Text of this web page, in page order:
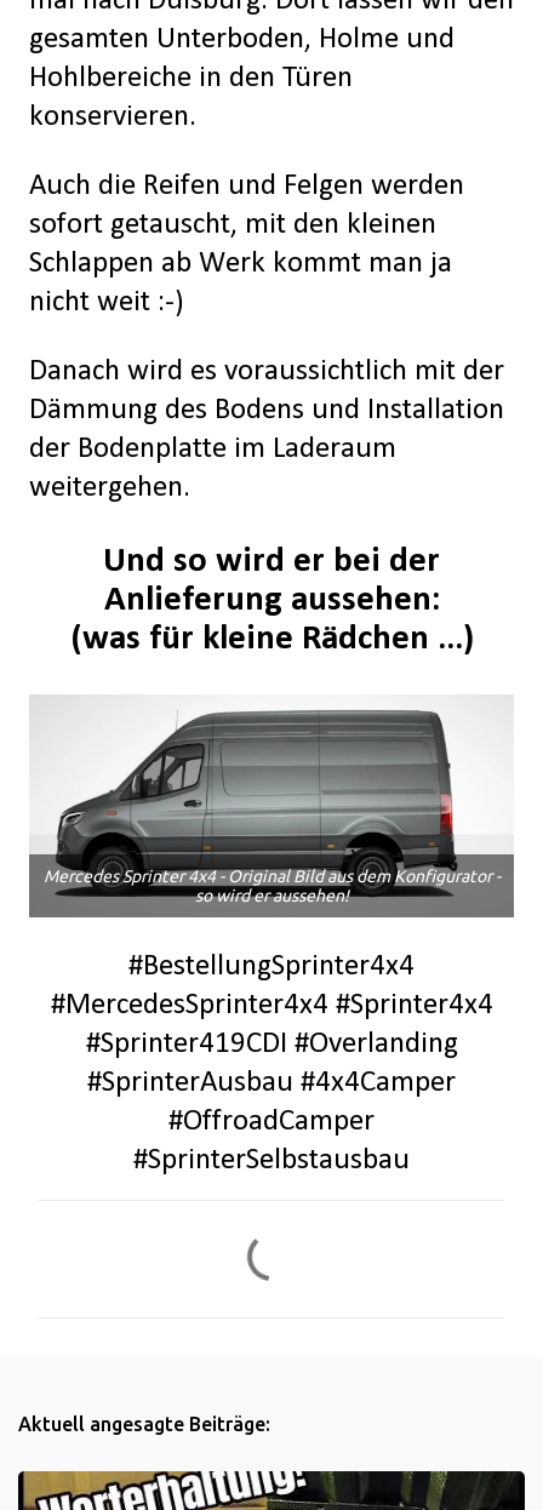
gesamten Unterboden, Holme und
Hohlbereiche in den Türen
konservieren.
Auch die Reifen und Felgen werden
sofort getauscht, mit den kleinen
Schlappen ab Werk kommt man ja
nicht weit :-)
Danach wird es voraussichtlich mit der
Dämmung des Bodens und Installation
der Bodenplatte im Laderaum
weitergehen.
Und so wird er bei der
Anlieferung aussehen:
(was für kleine Rädchen ...)
Mercedes Sprinter 4x4 - Original Bild aus dem Konfigurator -
so wird er aussehen!
#BestellungSprinter4x4
#MercedesSprinter4x4 #Sprinter4x4
#Sprinter419CDI #Overlanding
#SprinterAusbau #4x4Camper
#OffroadCamper
#SprinterSelbstausbau
a
Aktuell angesagte Beiträge: